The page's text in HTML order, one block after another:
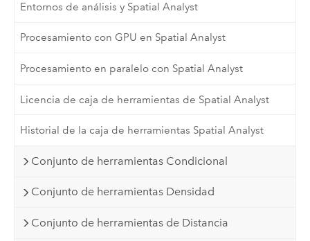
Entornos de análisis y Spatial Analyst
Procesamiento con GPU en Spatial Analyst
Procesamiento en paralelo con Spatial Analyst
Licencia de caja de herramientas de Spatial Analyst
Historial de la caja de herramientas Spatial Analyst
Conjunto de herramientas Condicional
Conjunto de herramientas Densidad
Conjunto de herramientas de Distancia